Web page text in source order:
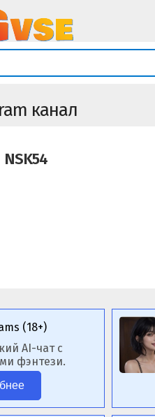
канал
NSK54
(18+)
AI-чат с
фэнтези.